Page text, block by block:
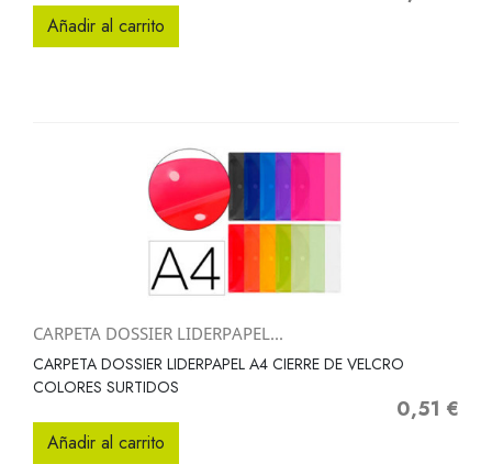
Añadir al carrito
CARPETA DOSSIER LIDERPAPEL...
CARPETA DOSSIER LIDERPAPEL A4 CIERRE DE VELCRO
COLORES SURTIDOS
Precio
0,51 €
Añadir al carrito